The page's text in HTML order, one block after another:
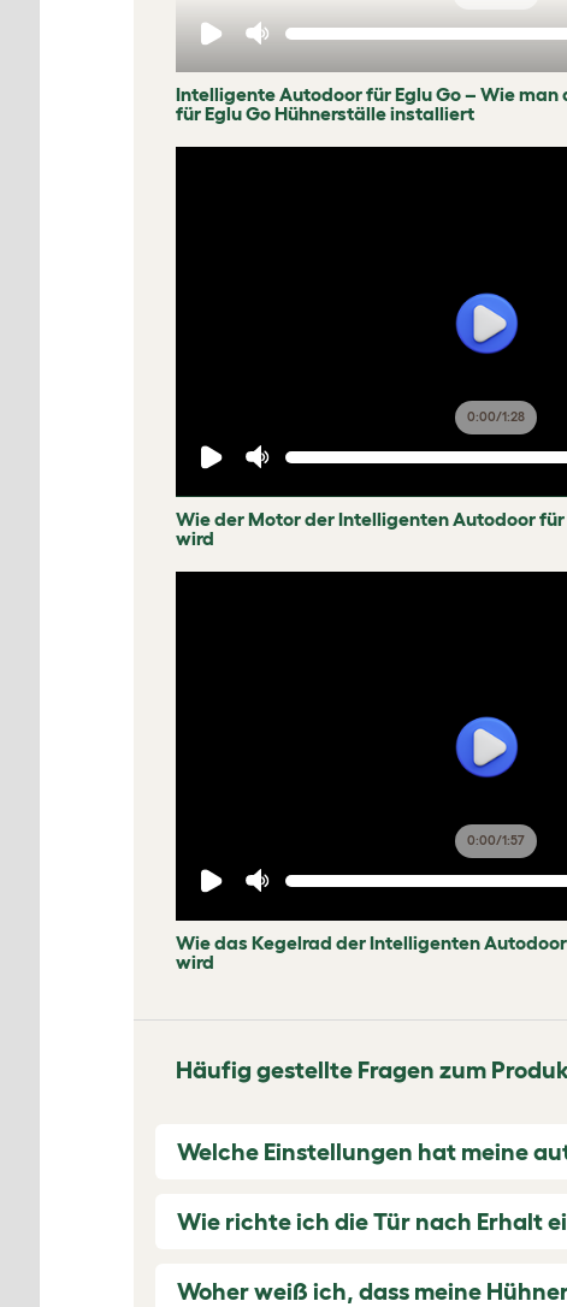
Intelligente Autodoor für Eglu Go – Wie
für Eglu Go Hühnerställe installiert
0:00/1:28
Wie der Motor der Intelligenten Autodoor
wird
0:00/1:57
Wie das Kegelrad der Intelligenten
wird
Häufig gestellte Fragen zum
Welche Einstellungen hat meine
Wie richte ich die Tür nach Erhalt
Woher weiß ich, dass meine